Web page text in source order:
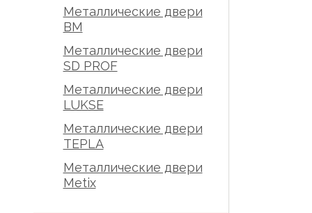
Металлические двери
BM
Металлические двери
SD PROF
Металлические двери
LUKSE
Металлические двери
TEPLA
Металлические двери
Metix